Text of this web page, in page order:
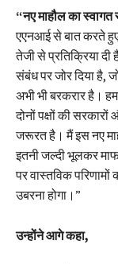
“नए माहौल का
एएनआई से बात करते
तेजी से प्रतिक्रिया दी
संबंध पर जोर दिया है,
अभी भी बरकरार है।
दोनों पक्षों की
जरूरत है। मैं इस नए
इतनी जल्दी भूलकर
पर वास्तविक
उबरना होगा।”
उन्होंने आगे कहा,